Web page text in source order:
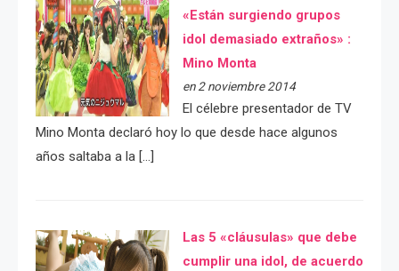
«Están surgiendo grupos
idol demasiado extraños» :
Mino Monta
en 2 noviembre 2014
El célebre presentador de TV
Mino Monta declaró hoy lo que desde hace algunos
años saltaba a la […]
Las 5 «cláusulas» que debe
cumplir una idol, de acuerdo